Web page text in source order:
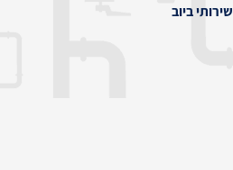
שירותי ביוב